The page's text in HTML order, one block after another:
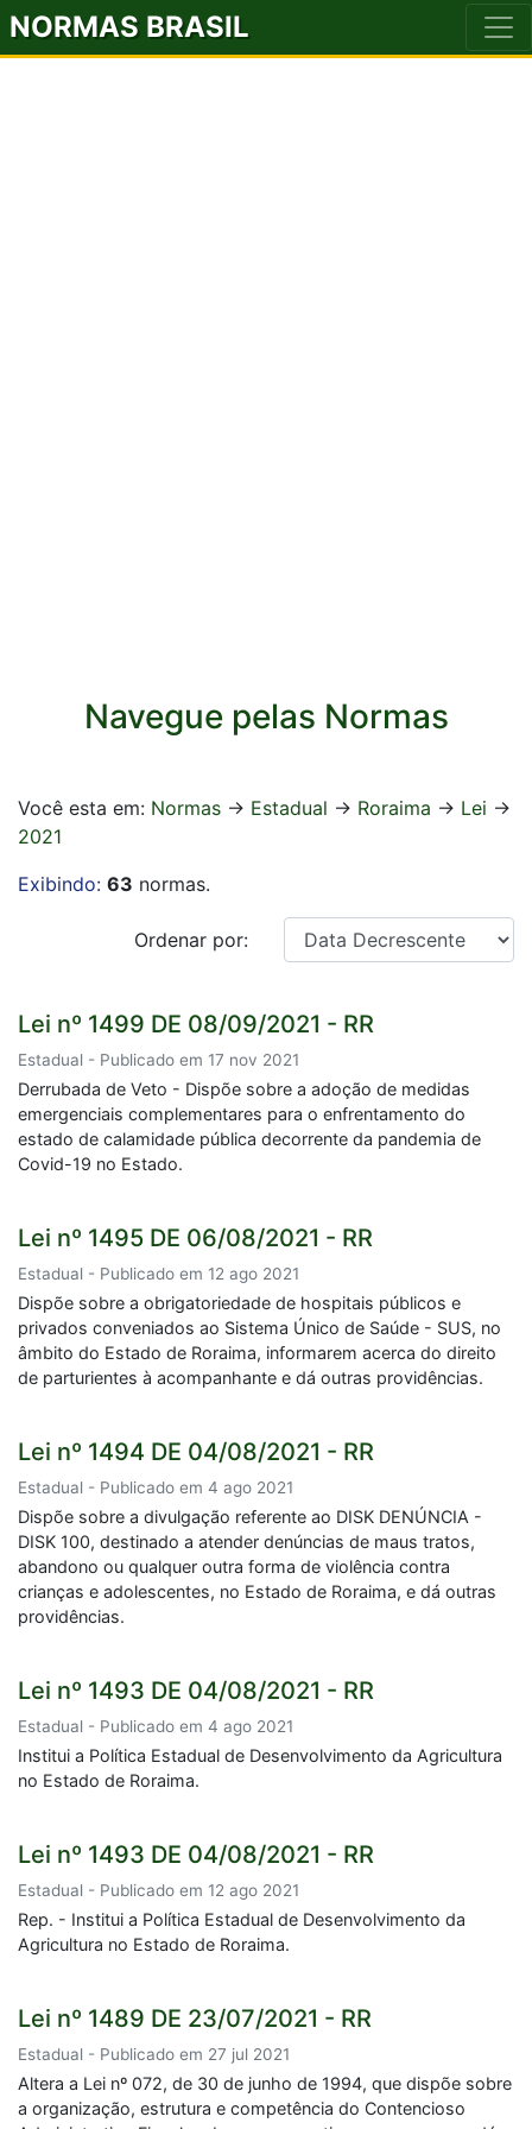
NORMAS BRASIL
Navegue pelas Normas
Você esta em: Normas -> Estadual -> Roraima -> Lei ->
2021
Exibindo: 63 normas.
Ordenar por:
Lei nº 1499 DE 08/09/2021 - RR
Estadual - Publicado em 17 nov 2021
Derrubada de Veto - Dispõe sobre a adoção de medidas
emergenciais complementares para o enfrentamento do
estado de calamidade pública decorrente da pandemia de
Covid-19 no Estado.
Lei nº 1495 DE 06/08/2021 - RR
Estadual - Publicado em 12 ago 2021
Dispõe sobre a obrigatoriedade de hospitais públicos e
privados conveniados ao Sistema Único de Saúde - SUS, no
âmbito do Estado de Roraima, informarem acerca do direito
de parturientes à acompanhante e dá outras providências.
Lei nº 1494 DE 04/08/2021 - RR
Estadual - Publicado em 4 ago 2021
Dispõe sobre a divulgação referente ao DISK DENÚNCIA -
DISK 100, destinado a atender denúncias de maus tratos,
abandono ou qualquer outra forma de violência contra
crianças e adolescentes, no Estado de Roraima, e dá outras
providências.
Lei nº 1493 DE 04/08/2021 - RR
Estadual - Publicado em 4 ago 2021
Institui a Política Estadual de Desenvolvimento da Agricultura
no Estado de Roraima.
Lei nº 1493 DE 04/08/2021 - RR
Estadual - Publicado em 12 ago 2021
Rep. - Institui a Política Estadual de Desenvolvimento da
Agricultura no Estado de Roraima.
Lei nº 1489 DE 23/07/2021 - RR
Estadual - Publicado em 27 jul 2021
Altera a Lei nº 072, de 30 de junho de 1994, que dispõe sobre
a organização, estrutura e competência do Contencioso